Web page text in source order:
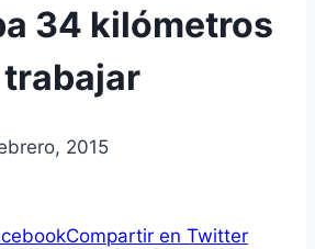
34 kilómetros
trabajar
2015
Compartir en Twitter